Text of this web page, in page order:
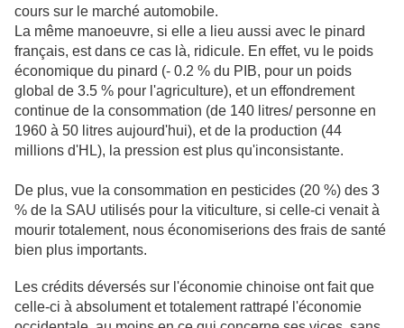
cours sur le marché automobile.
La même manoeuvre, si elle a lieu aussi avec le pinard
français, est dans ce cas là, ridicule. En effet, vu le poids
économique du pinard (- 0.2 % du PIB, pour un poids
global de 3.5 % pour l'agriculture), et un effondrement
continue de la consommation (de 140 litres/ personne en
1960 à 50 litres aujourd'hui), et de la production (44
millions d'HL), la pression est plus qu'inconsistante.
De plus, vue la consommation en pesticides (20 %) des 3
% de la SAU utilisés pour la viticulture, si celle-ci venait à
mourir totalement, nous économiserions des frais de santé
bien plus importants.
Les crédits déversés sur l'économie chinoise ont fait que
celle-ci à absolument et totalement rattrapé l'économie